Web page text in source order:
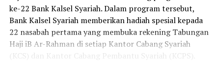
ke-22 Bank Kalsel Syariah. Dalam program tersebut,
Bank Kalsel Syariah memberikan hadiah spesial kepada
22 nasabah pertama yang membuka rekening Tabungan
Haji iB Ar-Rahman di setiap Kantor Cabang Syariah
(KCS) dan Kantor Cabang Pembantu Syariah (KCPS).